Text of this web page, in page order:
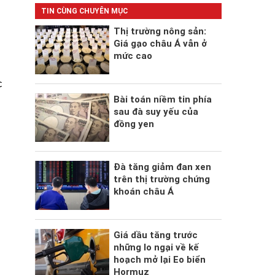
TIN CÙNG CHUYÊN MỤC
Thị trường nông sản:
Giá gạo châu Á vẫn ở
mức cao
Bài toán niềm tin phía
sau đà suy yếu của
đồng yen
Đà tăng giảm đan xen
trên thị trường chứng
khoán châu Á
Giá dầu tăng trước
những lo ngại về kế
hoạch mở lại Eo biển
Hormuz